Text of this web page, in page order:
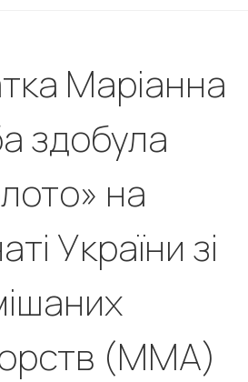
Маріанна
здобула
на
України зі
(ММА)